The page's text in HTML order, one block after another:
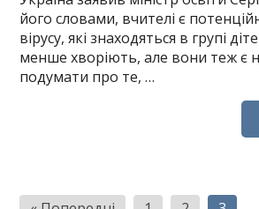
його словами, вчителі є
вірусу, які знаходяться в групі
менше хворіють, але вони теж є
подумати про те, …